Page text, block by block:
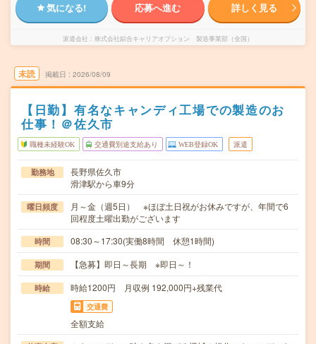
気になる! 応募へ進む 詳しく見る
派遣会社 株式会社綜合キャリアオプション 製造事業部（全国）
未読 掲載日 2026/08/09
【日勤】有名なキャンディ工場での製造のお
仕事！＠佐久市
職種未経験OK 交通費別途支給あり WEB登録OK 派遣
勤務地
長野県佐久市
滑津駅から車9分
曜日頻度
月～金（週5日） ※ほぼ土日祝がお休みですが、年間で6
回程度土曜出勤がございます
時間 08:30～17:30(実働8時間 休憩1時間)
期間 【急募】即日～長期 ※即日～！
時給 時給1200円 月収例 192,000円+残業代
交通費
全額支給